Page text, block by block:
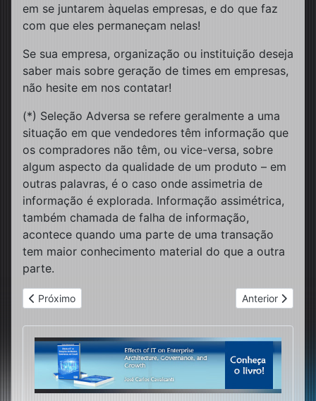
em se juntarem àquelas empresas, e do que faz
com que eles permaneçam nelas!
Se sua empresa, organização ou instituição deseja
saber mais sobre geração de times em empresas,
não hesite em nos contatar!
(*) Seleção Adversa se refere geralmente a uma
situação em que vendedores têm informação que
os compradores não têm, ou vice-versa, sobre
algum aspecto da qualidade de um produto – em
outras palavras, é o caso onde assimetria de
informação é explorada. Informação assimétrica,
também chamada de falha de informação,
acontece quando uma parte de uma transação
tem maior conhecimento material do que a outra
parte.
Artigo anterior: Prevendo o Presente: como entender o que
Próximo Próximo artigo:
Anterior